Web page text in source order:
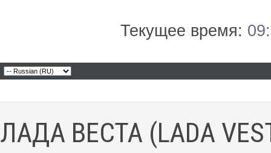
Текущее время:
ЛАДА ВЕСТА (LADA